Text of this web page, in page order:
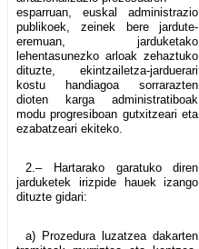
esparruan, euskal administrazio
publikoek, zeinek bere jardute-
eremuan, jarduketako
lehentasunezko arloak zehaztuko
dituzte, ekintzailetza-jarduerari
kostu handiagoa sorrarazten
dioten karga administratiboak
modu progresiboan gutxitzeari eta
ezabatzeari ekiteko.
2.– Hartarako garatuko diren
jarduketek irizpide hauek izango
dituzte gidari:
a) Prozedura luzatzea dakarten